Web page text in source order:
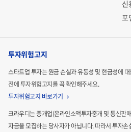
신
포
투자위험고지
스타트업 투자는 원금 손실과 유동성 및 현금성에
전에 투자위험고지를 꼭 확인해주세요.
투자위험고지 바로가기
크라우디는 중개업(온라인소액투자중개 및 통신판
자금을 모집하는당사자가 아닙니다. 따라서 투자손